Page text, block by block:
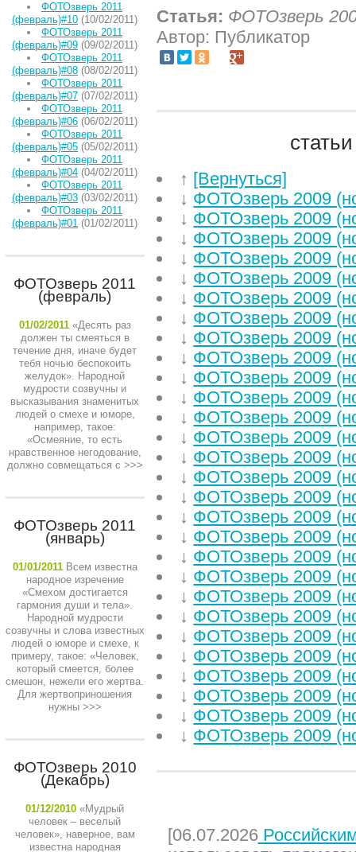
ФОТОзверь 2011
(февраль)#10 (10/02/2011)
ФОТОзверь 2011
(февраль)#09 (09/02/2011)
ФОТОзверь 2011
(февраль)#08 (08/02/2011)
ФОТОзверь 2011
(февраль)#07 (07/02/2011)
ФОТОзверь 2011
(февраль)#06 (06/02/2011)
ФОТОзверь 2011
(февраль)#05 (05/02/2011)
ФОТОзверь 2011
(февраль)#04 (04/02/2011)
ФОТОзверь 2011
(февраль)#03 (03/02/2011)
ФОТОзверь 2011
(февраль)#01 (01/02/2011)
ФОТОзверь 2011
(февраль)
01/02/2011 «Десять раз
должен ты смеяться в
течение дня, иначе будет
тебя ночью беспокоить
желудок». Народной
мудрости созвучны и
высказывания знаменитых
людей о смехе и юморе,
например, такое:
«Осмеяние, то есть
нравственное негодование,
должно совмещаться с >>>
ФОТОзверь 2011
(январь)
01/01/2011 Всем известна
народное изречение
«Смехом достигается
гармония души и тела».
Народной мудрости
созвучны и слова известных
людей о юморе и смехе, к
примеру, такое: «Человек,
который смеется, более
смешон, нежели его жертва.
Для жертвоприношения
нужны>>>
ФОТОзверь 2010
(Декабрь)
01/12/2010 «Мудрый
человек – веселый
человек», наверное, вам
известна народная
Статья: ФОТОзверь
Автор: Публикатор
↑ [Вернуться]
↓ ФОТОзверь 2009
↓ ФОТОзверь 2009
↓ ФОТОзверь 2009
↓ ФОТОзверь 2009
↓ ФОТОзверь 2009
↓ ФОТОзверь 2009
↓ ФОТОзверь 2009
↓ ФОТОзверь 2009
↓ ФОТОзверь 2009
↓ ФОТОзверь 2009
↓ ФОТОзверь 2009
↓ ФОТОзверь 2009
↓ ФОТОзверь 2009
↓ ФОТОзверь 2009
↓ ФОТОзверь 2009
↓ ФОТОзверь 2009
↓ ФОТОзверь 2009
↓ ФОТОзверь 2009
↓ ФОТОзверь 2009
↓ ФОТОзверь 2009
↓ ФОТОзверь 2009
↓ ФОТОзверь 2009
↓ ФОТОзверь 2009
↓ ФОТОзверь 2009
↓ ФОТОзверь 2009
↓ ФОТОзверь 2009
↓ ФОТОзверь 2009
↓ ФОТОзверь 2009
[06.07.2026